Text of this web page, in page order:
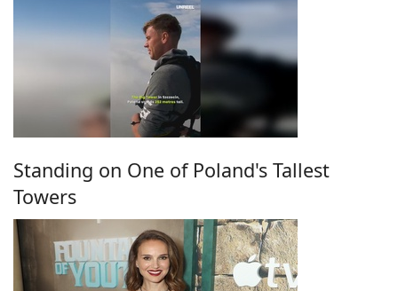
Standing on One of Poland's Tallest
Towers